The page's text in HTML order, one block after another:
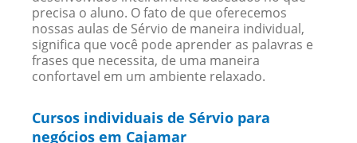
precisa o aluno. O fato de que oferecemos
nossas aulas de Sérvio de maneira individual,
significa que você pode aprender as palavras e
frases que necessita, de uma maneira
confortavel em um ambiente relaxado.
Cursos individuais de Sérvio para
negócios em Cajamar